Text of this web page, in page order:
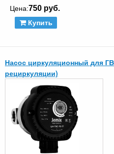
Цена:750 руб.
Купить
Насос циркуляционный для
рециркуляции)